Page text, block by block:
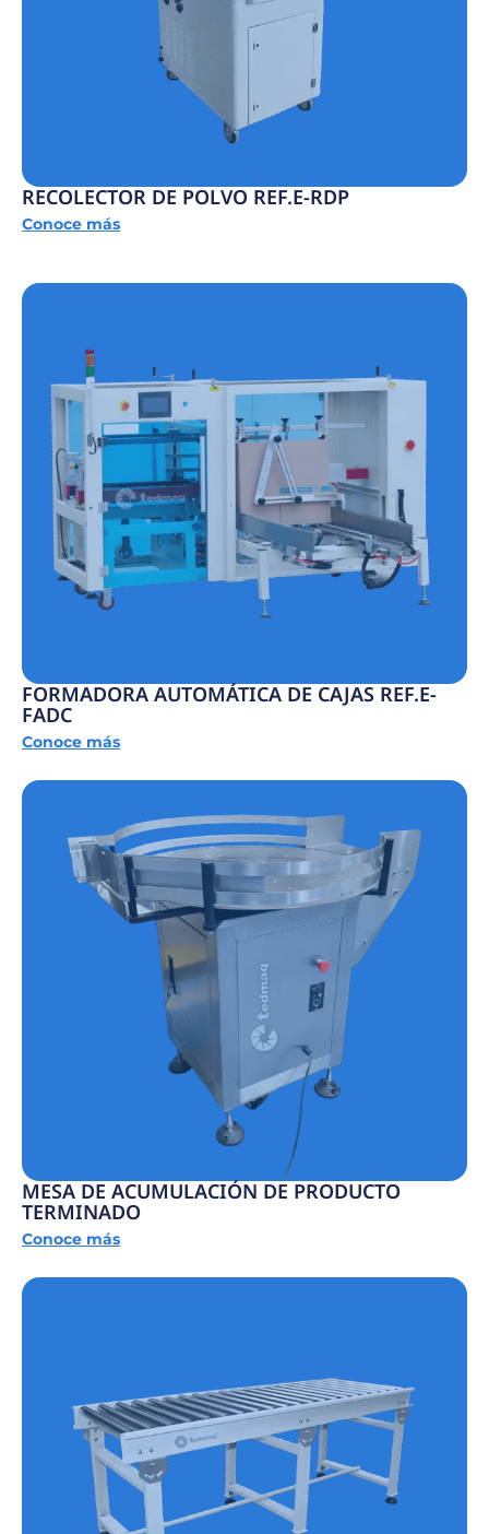
RECOLECTOR DE POLVO REF.E-RDP
Conoce más
FORMADORA AUTOMÁTICA DE CAJAS REF.E-
FADC
Conoce más
MESA DE ACUMULACIÓN DE PRODUCTO
TERMINADO
Conoce más